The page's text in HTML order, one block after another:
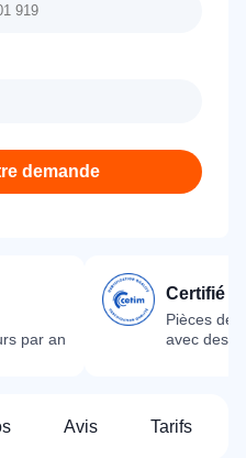
demande
par an
Certifié
Pièces
avec des
Avis Tarifs